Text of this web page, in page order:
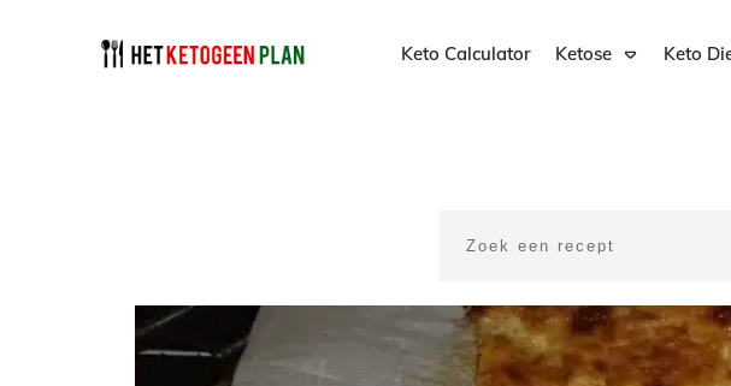
Keto Calculator Ketose Keto